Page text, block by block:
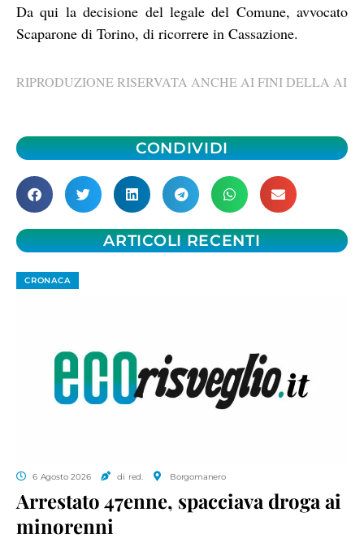
Da qui la decisione del legale del Comune, avvocato
Scaparone di Torino, di ricorrere in Cassazione.
RIPRODUZIONE RISERVATA ANCHE AI FINI DELLA AI
CONDIVIDI
ARTICOLI RECENTI
CRONACA
6 Agosto 2026 di red. Borgomanero
Arrestato 47enne, spacciava droga ai
minorenni